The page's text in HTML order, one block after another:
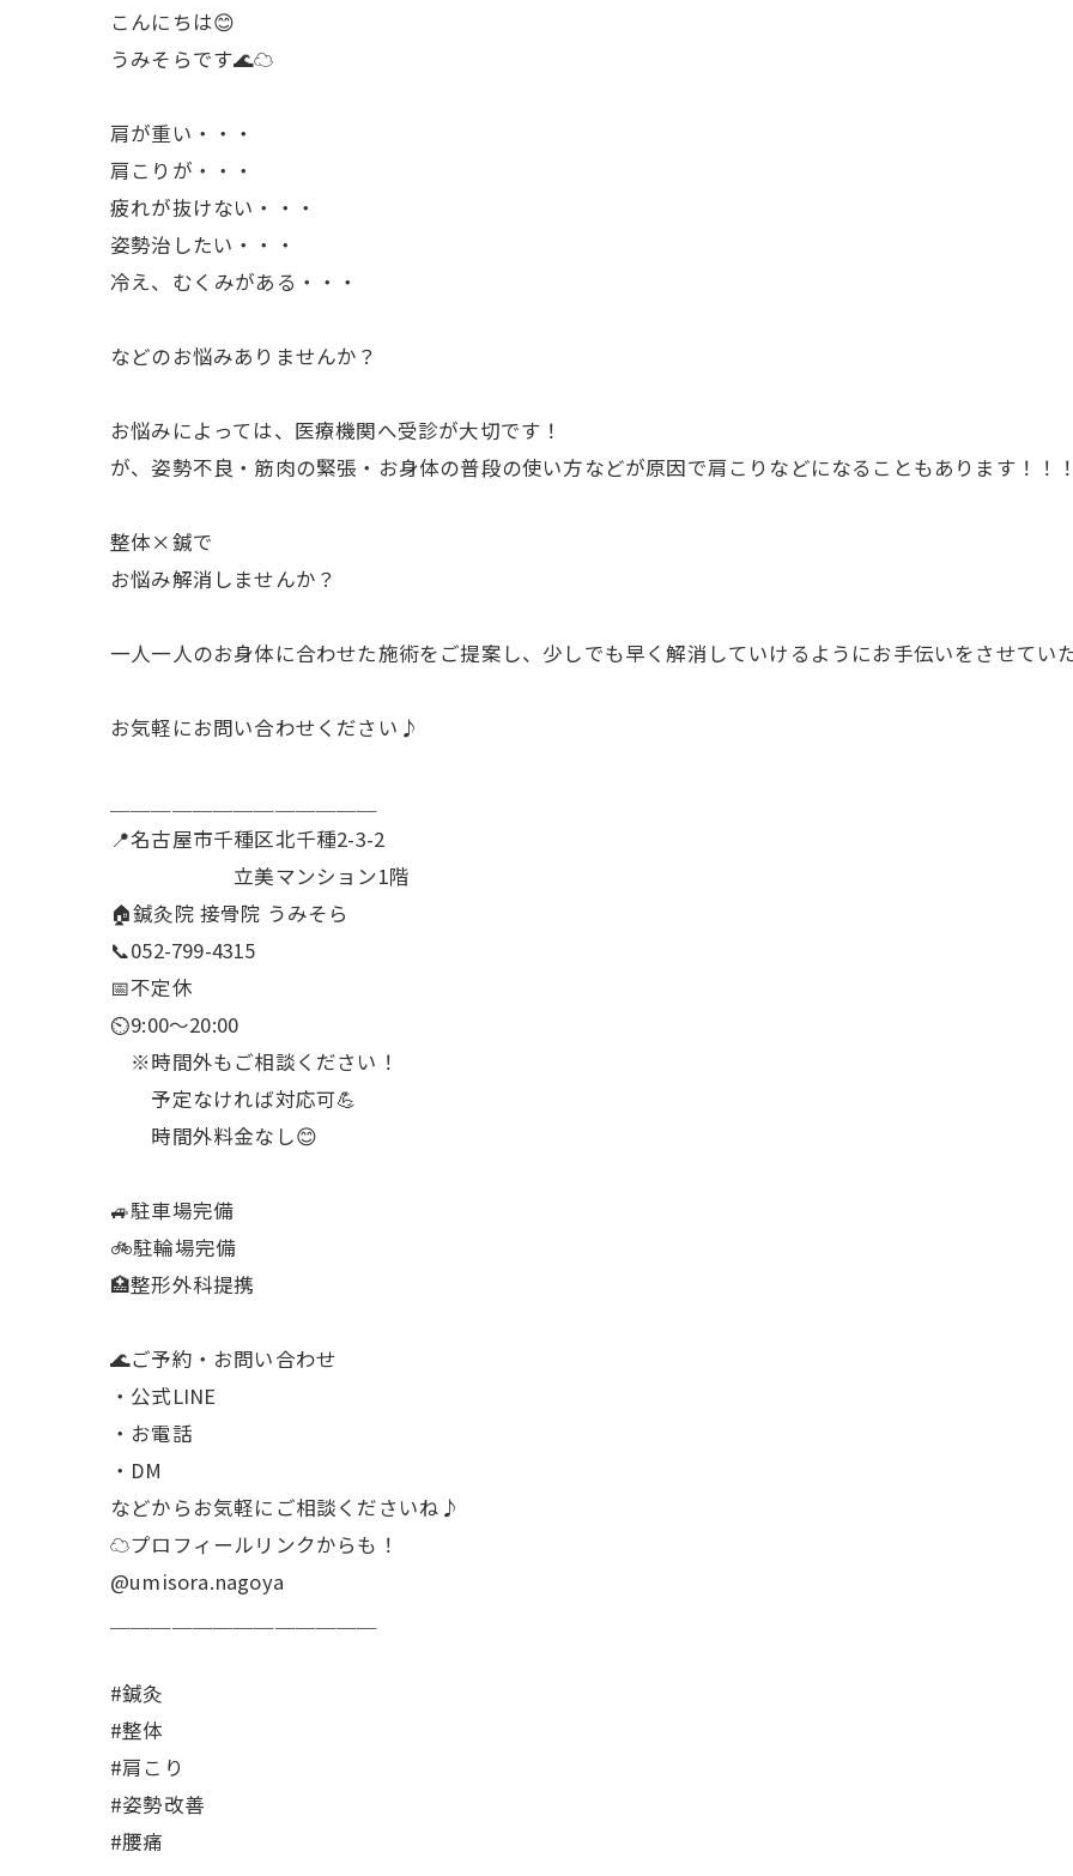
こんにちは😊
うみそらです🌊☁
肩が重い・・・
肩こりが・・・
疲れが抜けない・・・
姿勢治したい・・・
冷え、むくみがある・・・
などのお悩みありませんか？
お悩みによっては、医療機関へ受診が大切です！
が、姿勢不良・筋肉の緊張・お身体の普段の使い方などが原因で肩こりなどになることもあります！！！
整体×鍼で
お悩み解消しませんか？
一人一人のお身体に合わせた施術をご提案し、少しでも早く解消していけるようにお手伝いをさせてい
お気軽にお問い合わせください♪
📍名古屋市千種区北千種2-3-2
立美マンション1階
🏠鍼灸院 接骨院 うみそら
📞052-799-4315
📅不定休
⏲9:00～20:00
※時間外もご相談ください！
予定なければ対応可💪
時間外料金なし😊
🚙駐車場完備
🚲駐輪場完備
🏥整形外科提携
🌊ご予約・お問い合わせ
・公式LINE
・お電話
・DM
などからお気軽にご相談くださいね♪
☁プロフィールリンクからも！
@umisora.nagoya
#鍼灸
#整体
#肩こり
#姿勢改善
#腰痛